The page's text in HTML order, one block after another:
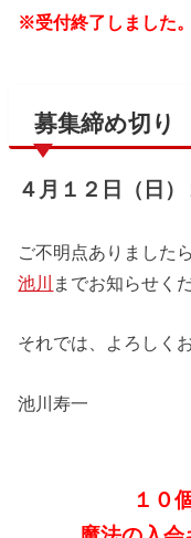
※受付終了しました。
募集締め切り
４月１２日（日
ご不明点ありましたら
池川 までお知らせく
それでは、よろしく
池川寿一
１０